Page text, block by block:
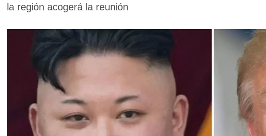
la región acogerá la reunión